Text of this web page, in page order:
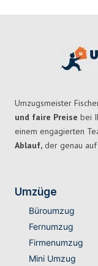
Umzugsmeister
und faire Preise bei
einem engagierten
Ablauf, der genau
Umzüge
Büroumzug
Fernumzug
Firmenumzug
Mini Umzug